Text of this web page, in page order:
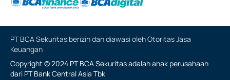
PT BCA Sekuritas berizin dan diawasi oleh Otoritas Jasa
Keuangan
Copyright © 2024 PT BCA Sekuritas adalah anak perusahaan
dari PT Bank Central Asia Tbk